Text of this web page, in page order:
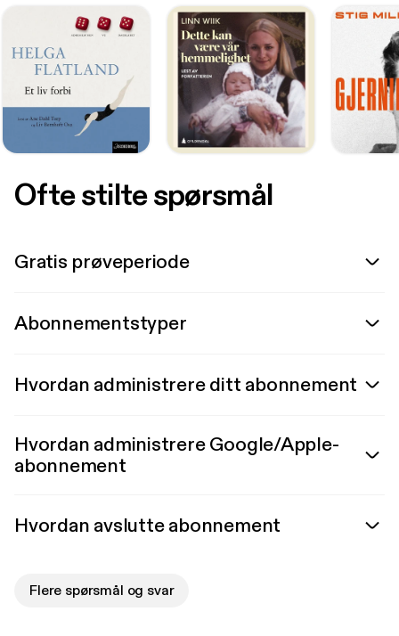
Ofte stilte spørsmål
Gratis prøveperiode
Abonnementstyper
Hvordan administrere ditt abonnement
Hvordan administrere Google/Apple-
abonnement
Hvordan avslutte abonnement
Flere spørsmål og svar